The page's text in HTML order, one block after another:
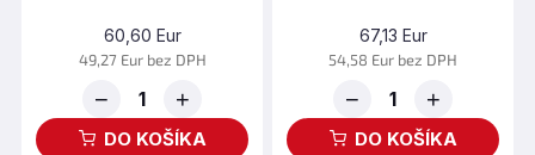
60,60 Eur
49,27 Eur bez DPH
− +
DO KOŠÍKA
67,13 Eur
54,58 Eur bez DPH
− +
DO KOŠÍKA